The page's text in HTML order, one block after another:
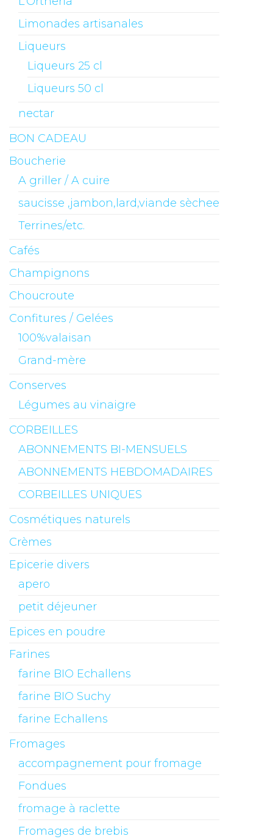
Limonades artisanales
Liqueurs
Liqueurs 25 cl
Liqueurs 50 cl
nectar
BON CADEAU
Boucherie
A griller / A cuire
saucisse ,jambon,lard,viande sèchee
Terrines/etc.
Cafés
Champignons
Choucroute
Confitures / Gelées
100%valaisan
Grand-mère
Conserves
Légumes au vinaigre
CORBEILLES
ABONNEMENTS BI-MENSUELS
ABONNEMENTS HEBDOMADAIRES
CORBEILLES UNIQUES
Cosmétiques naturels
Crèmes
Epicerie divers
apero
petit déjeuner
Epices en poudre
Farines
farine BIO Echallens
farine BIO Suchy
farine Echallens
Fromages
accompagnement pour fromage
Fondues
fromage à raclette
Fromages de brebis